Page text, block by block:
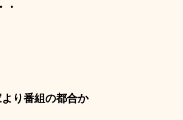
番組の都合か